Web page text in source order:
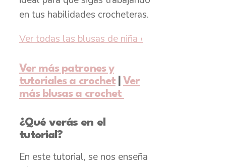
en tus habilidades crocheteras.
Ver todas las blusas de niña›
Ver más patrones y
tutoriales a crochet| Ver
más blusas a crochet
¿Qué verás en el
tutorial?
En este tutorial, se nos enseña